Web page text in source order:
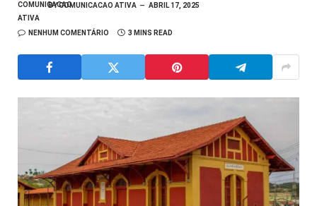
BYCOMUNICACAO ATIVA ABRIL 17, 2025
NENHUM COMENTÁRIO 3 MINS READ